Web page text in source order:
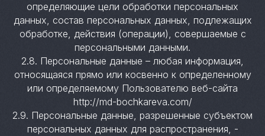
определяющие цели обработки персональных
данных, состав персональных данных, подлежащих
обработке, действия (операции), совершаемые с
персональными данными.
2.8. Персональные данные – любая информация,
относящаяся прямо или косвенно к определенному
или определяемому Пользователю веб-сайта
http://md-bochkareva.com/
2.9. Персональные данные, разрешенные субъектом
персональных данных для распространения, -